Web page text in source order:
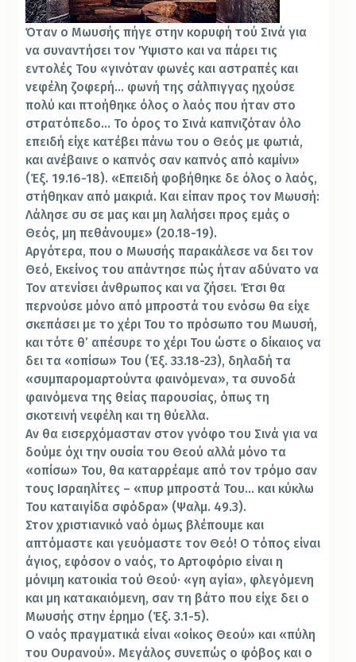
Όταν ο Μωυσής πήγε στην κορυφή τού Σινά για
να συναντήσει τον Ύψιστο και να πάρει τις
εντολές Του «γινόταν φωνές και αστραπές και
νεφέλη ζοφερή… φωνή της σάλπιγγας ηχούσε
πολύ και πτοήθηκε όλος ο λαός που ήταν στο
στρατόπεδο… Το όρος το Σινά καπνιζόταν όλο
επειδή είχε κατέβει πάνω του ο Θεός με φωτιά,
και ανέβαινε ο καπνός σαν καπνός από καμίνι»
(Έξ. 19.16-18). «Επειδή φοβήθηκε δε όλος ο λαός,
στήθηκαν από μακριά. Και είπαν προς τον Μωυσή:
Λάλησε συ σε μας και μη λαλήσει προς εμάς ο
Θεός, μη πεθάνουμε» (20.18-19).
Αργότερα, που ο Μωυσής παρακάλεσε να δει τον
Θεό, Εκείνος του απάντησε πώς ήταν αδύνατο να
Τον ατενίσει άνθρωπος και να ζήσει. Έτσι θα
περνούσε μόνο από μπροστά του ενόσω θα είχε
σκεπάσει με το χέρι Του το πρόσωπο του Μωυσή,
και τότε θ’ απέσυρε το χέρι Του ώστε ο δίκαιος να
δει τα «οπίσω» Του (Έξ. 33.18-23), δηλαδή τα
«συμπαρομαρτούντα φαινόμενα», τα συνοδά
φαινόμενα της θείας παρουσίας, όπως τη
σκοτεινή νεφέλη και τη θύελλα.
Αν θα εισερχόμασταν στον γνόφο του Σινά για να
δούμε όχι την ουσία του Θεού αλλά μόνο τα
«οπίσω» Του, θα καταρρέαμε από τον τρόμο σαν
τους Ισραηλίτες – «πυρ μπροστά Του… και κύκλω
Του καταιγίδα σφόδρα» (Ψαλμ. 49.3).
Στον χριστιανικό ναό όμως βλέπουμε και
απτόμαστε και γευόμαστε τον Θεό! Ο τόπος είναι
άγιος, εφόσον ο ναός, το Αρτοφόριο είναι η
μόνιμη κατοικία τού Θεού· «γη αγία», φλεγόμενη
και μη κατακαιόμενη, σαν τη βάτο που είχε δει ο
Μωυσής στην έρημο (Έξ. 3.1-5).
Ο ναός πραγματικά είναι «οίκος Θεού» και «πύλη
του Ουρανού». Μεγάλος συνεπώς ο φόβος και ο